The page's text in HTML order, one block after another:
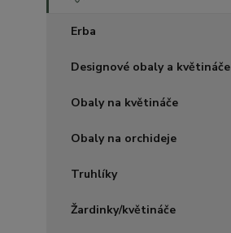
Erba
Designové obaly a květináče
Obaly na květináče
Obaly na orchideje
Truhlíky
Žardinky/květináče